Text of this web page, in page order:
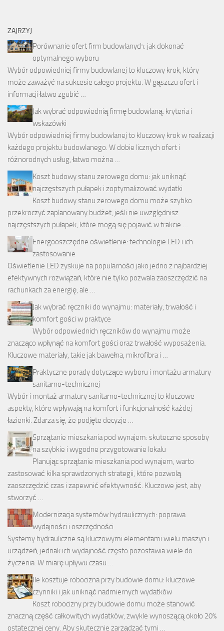
ZAJRZYJ
Porównanie ofert firm budowlanych: jak dokonać
optymalnego wyboru
Wybór odpowiedniej firmy budowlanej to kluczowy krok, który
może zaważyć na sukcesie całego projektu. W gąszczu ofert i
informacji łatwo zgubić …
Jak wybrać odpowiednią firmę budowlaną: kryteria i
wskazówki
Wybór odpowiedniej firmy budowlanej to kluczowy krok w realizacji
każdego projektu budowlanego. W dobie licznych ofert i
różnorodnych usług, łatwo można …
Koszt budowy stanu zerowego domu: jak uniknąć
najczęstszych pułapek i zoptymalizować wydatki
Koszt budowy stanu zerowego domu może szybko
przekroczyć zaplanowany budżet, jeśli nie uwzględnisz
najczęstszych pułapek, które mogą się pojawić w trakcie …
Energooszczędne oświetlenie: technologie LED i ich
zastosowanie
Oświetlenie LED zyskuje na popularności jako jedno z najbardziej
efektywnych rozwiązań, które nie tylko pozwala zaoszczędzić na
rachunkach za energię, ale …
Jak wybrać ręczniki do wynajmu: materiały, trwałość i
komfort gości w praktyce
Wybór odpowiednich ręczników do wynajmu może
znacząco wpłynąć na komfort gości oraz trwałość wyposażenia.
Kluczowe materiały, takie jak bawełna, mikrofibra i …
Praktyczne porady dotyczące wyboru i montażu armatury
sanitarno-technicznej
Wybór i montaż armatury sanitarno-technicznej to kluczowe
aspekty, które wpływają na komfort i funkcjonalność każdej
łazienki. Zdarza się, że podjęte decyzje …
Sprzątanie mieszkania pod wynajem: skuteczne sposoby
na szybkie i wygodne przygotowanie lokalu
Planując sprzątanie mieszkania pod wynajem, warto
zastosować kilka sprawdzonych strategii, które pozwolą
zaoszczędzić czas i zapewnić efektywność. Kluczowe jest, aby
stworzyć …
Modernizacja systemów hydraulicznych: poprawa
wydajności i oszczędności
Systemy hydrauliczne są kluczowymi elementami wielu maszyn i
urządzeń, jednak ich wydajność często pozostawia wiele do
życzenia. W miarę upływu czasu …
Ile kosztuje robocizna przy budowie domu: kluczowe
czynniki i jak uniknąć nadmiernych wydatków
Koszt robocizny przy budowie domu może stanowić
znaczną część całkowitych wydatków, zwykle wynoszącą około 20%
ostatecznej ceny. Aby skutecznie zarządzać tymi …